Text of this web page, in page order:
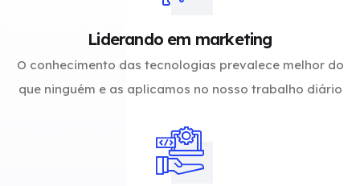
Liderando em marketing
O conhecimento das tecnologias prevalece melhor do
que ninguém e as aplicamos no nosso trabalho diário